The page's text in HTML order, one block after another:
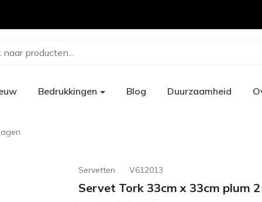
naar producten...
Bedrukkingen Blog Duurzaamheid
Servetten V612013
Servet Tork 33cm x 33cm plum